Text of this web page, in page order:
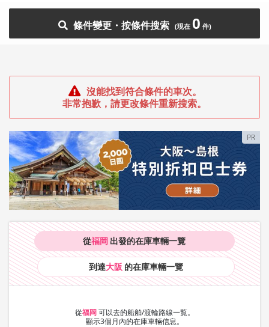
條件變更・按條件搜索 0
沒能找到符合條件的車次。
非常抱歉，請更改條件重新搜索。
PR
從福岡 出發的在庫車輛一覽
到達大阪 的在庫車輛一覽
從福岡 可以去的船舶/渡輪路線一覧。
顯示3個月內的在庫車輛信息。